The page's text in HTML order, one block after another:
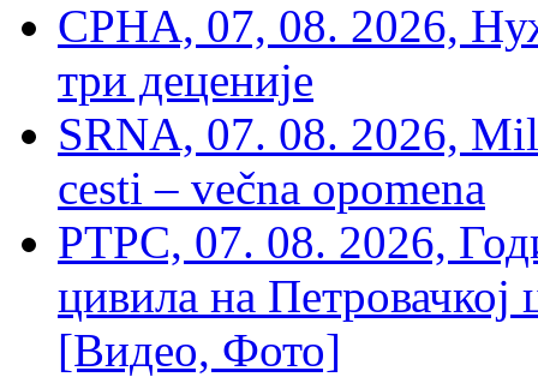
СРНА, 07, 08. 2026,
три деценије
SRNA, 07. 08. 2026,
cesti – večna opomena
РТРС, 07. 08. 2026,
цивила на Петровачкој
[Видео, Фото]